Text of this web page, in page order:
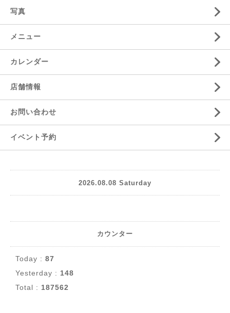
写真
メニュー
カレンダー
店舗情報
お問い合わせ
イベント予約
2026.08.08 Saturday
カウンター
Today : 87
Yesterday : 148
Total : 187562